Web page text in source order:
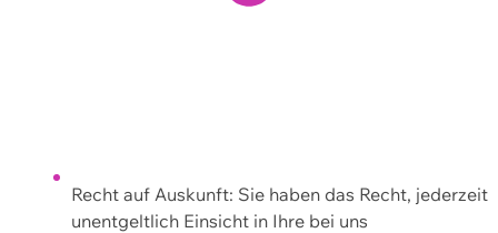
Recht auf Auskunft: Sie haben das Recht, jederzeit
unentgeltlich Einsicht in Ihre bei uns